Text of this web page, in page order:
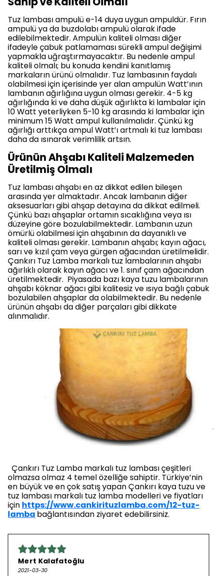
Tuz lambası ampulü e-14 duya uygun ampuldür. Fırın
ampulü ya da buzdolabı ampulü olarak ifade
edilebilmektedir. Ampulün kaliteli olması diğer
ifadeyle çabuk patlamaması sürekli ampul değişimi
yapmakla uğraştırmayacaktır. Bu nedenle ampul
kaliteli olmalı; bu konuda kendini kanıtlamış
markaların ürünü olmalıdır. Tuz lambasının faydalı
olabilmesi için içerisinde yer alan ampulün Watt’ının
lambanın ağırlığına uygun olması gerekir. 4-5 kg
ağırlığında ki ve daha düşük ağırlıkta ki lambalar için
10 Watt yeterliyken 5-10 kg arasında ki lambalar için
minimum 15 Watt ampul kullanılmalıdır. Çünkü kg
ağırlığı arttıkça ampul Watt’ı artmalı ki tuz lambası
daha da ısınarak verimlilik artsın.
Ürünün Ahşabı Kaliteli Malzemeden
Üretilmiş Olmalı
Tuz lambası ahşabı en az dikkat edilen bileşen
arasında yer almaktadır. Ancak lambanın diğer
aksesuarları gibi ahşap detayına da dikkat edilmeli.
Çünkü bazı ahşaplar ortamın sıcaklığına veya ısı
düzeyine göre bozulabilmektedir. Lambanın uzun
ömürlü olabilmesi için ahşabının da dayanıklı ve
kaliteli olması gerekir. Lambanın ahşabı; kayın ağacı,
sarı ve kızıl çam veya gürgen ağacından üretilmelidir.
Çankırı Tuz Lamba markalı tuz lambalarının ahşabı
ağırlıklı olarak kayın ağacı ve 1. sınıf çam ağacından
üretilmektedir. Piyasada bazı kaya tuzu lambalarının
ahşabı köknar ağacı gibi kalitesiz ve ısıya bağlı çabuk
bozulabilen ahşaplar da olabilmektedir. Bu nedenle
ürünün ahşabı da diğer parçaları gibi dikkate
alınmalıdır.
Çankırı Tuz Lamba markalı tuz lambası çeşitleri
olmazsa olmaz 4 temel özelliğe sahiptir. Türkiye’nin
en büyük ve en çok satış yapan Çankırı kaya tuzu ve
tuz lambası markalı tuz lamba modelleri ve fiyatları
için https://www.cankirituzlamba.com/12-tuz-
lamba bağlantısından ziyaret edebilirsiniz.
Mert Kalafatoğlu
2021-03-30